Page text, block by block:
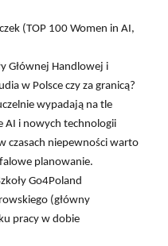
(TOP 100 Women in AI,
Głównej Handlowej i
w Polsce czy za granicą?
wypadają na tle
AI i nowych technologii
czasach niepewności warto
planowanie.
Go4Poland
(główny
pracy w dobie